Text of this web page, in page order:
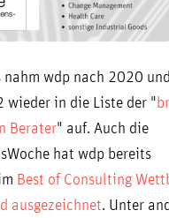
nahm wdp nach 2020
wieder in die Liste der "
Berater" auf. Auch die
hat wdp bereits
Best of Consulting
ausgezeichnet. Unter